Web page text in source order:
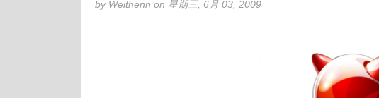
by Weithenn on 星期三, 6月 03, 2009